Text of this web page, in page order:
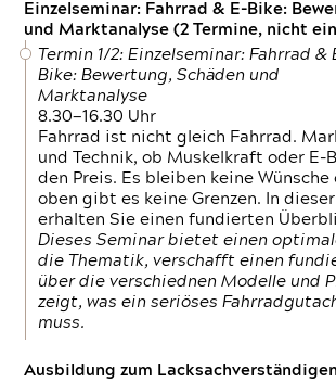
Einzelseminar: Fahrrad & E-Bike:
und Marktanalyse (2 Termine, nicht
Termin 1/2: Einzelseminar: Fahrrad &
Bike: Bewertung, Schäden und
Marktanalyse
8.30—16.30 Uhr
Fahrrad ist nicht gleich Fahrrad.
und Technik, ob Muskelkraft oder E-
den Preis. Es bleiben keine Wünsche
oben gibt es keine Grenzen. In
erhalten Sie einen fundierten
Dieses Seminar bietet einen
die Thematik, verschafft einen
über die verschiednen Modelle und
zeigt, was ein seriöses
muss.
Ausbildung zum